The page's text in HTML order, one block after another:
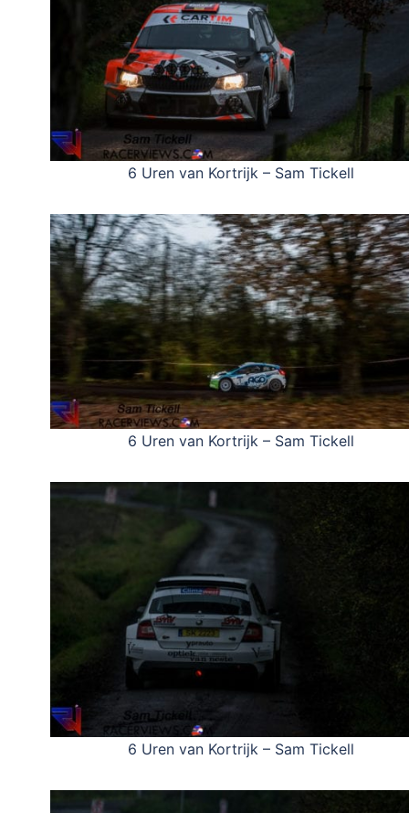
6 Uren van Kortrijk – Sam Tickell
6 Uren van Kortrijk – Sam Tickell
6 Uren van Kortrijk – Sam Tickell